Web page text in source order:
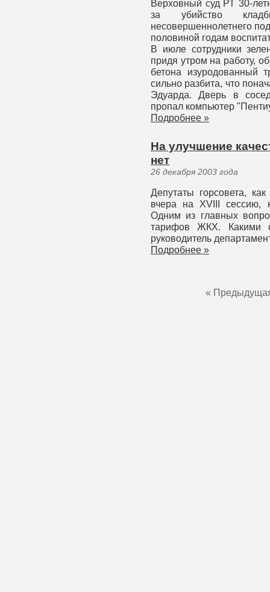
Верховный суд РТ 30-
за убийство
несовершеннолетнего
половиной годам
В июле сотрудники
придя утром на работу,
бетона изуродованный
сильно разбита, что
Эдуарда. Дверь в
пропал компьютер
Подробнее »
На улучшение
нет
26 декабря 2003 года
Депутаты горсовета,
вчера на XVIII сессию,
Одним из главных
тарифов ЖКХ. Какими
руководитель
Подробнее »
«